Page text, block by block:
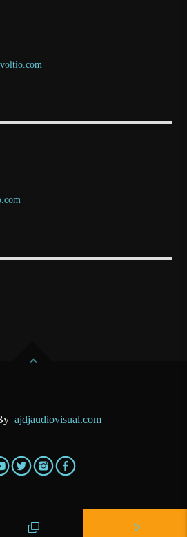
Byajdjaudiovisual.com